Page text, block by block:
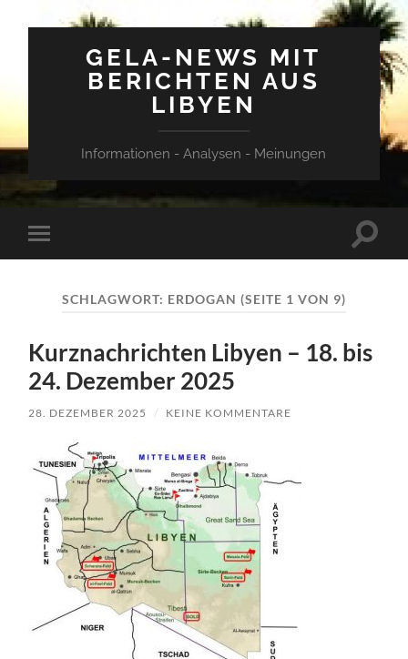
GELA-NEWS MIT
BERICHTEN AUS
LIBYEN
Informationen - Analysen - Meinungen
Mobile-
Menü
SCHLAGWORT: ERDOGAN (SEITE 1 VON 9)
Kurznachrichten Libyen – 18. bis
24. Dezember 2025
28. DEZEMBER 2025 / KEINE KOMMENTARE